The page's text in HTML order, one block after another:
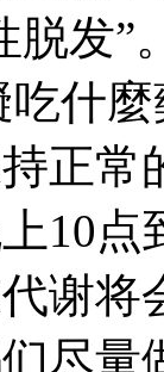
脱发”
吃什
正
10
谢将
尽